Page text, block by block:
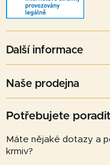
Další informace
Naše prodejna
Potřebujete
Máte nějaké dotazy a
krmiv?